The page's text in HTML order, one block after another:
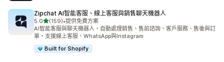
Zipchat AI智能客服、線上客服與銷售聊天機器人
5.0滿分 5 顆星
(159)
共有 159 則評價
•提供免費方案
AI智能客服與聊天機器人，自動處理銷售、售前諮詢、客戶服務、售後與訂
單，支援線上客服、WhatsApp與Instagram
Built for Shopify